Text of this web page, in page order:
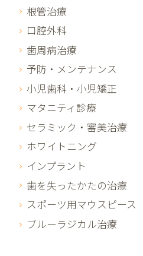
根管治療
口腔外科
歯周病治療
予防・メンテナンス
小児歯科・小児矯正
マタニティ診療
セラミック・審美治療
ホワイトニング
インプラント
歯を失ったかたの治療
スポーツ用マウスピース
ブルーラジカル治療